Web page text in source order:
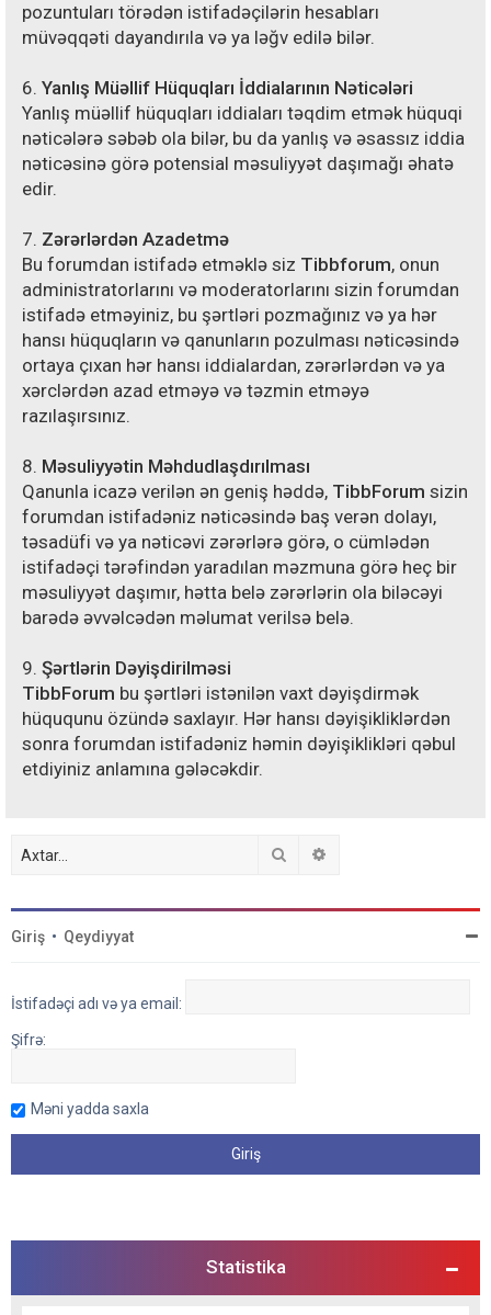
pozuntuları törədən istifadəçilərin hesabları
müvəqqəti dayandırıla və ya ləğv edilə bilər.
6. Yanlış Müəllif Hüquqları İddialarının Nəticələri
Yanlış müəllif hüquqları iddiaları təqdim etmək hüquqi
nəticələrə səbəb ola bilər, bu da yanlış və əsassız iddia
nəticəsinə görə potensial məsuliyyət daşımağı əhatə
edir.
7. Zərərlərdən Azadetmə
Bu forumdan istifadə etməklə siz Tibbforum, onun
administratorlarını və moderatorlarını sizin forumdan
istifadə etməyiniz, bu şərtləri pozmağınız və ya hər
hansı hüquqların və qanunların pozulması nəticəsində
ortaya çıxan hər hansı iddialardan, zərərlərdən və ya
xərclərdən azad etməyə və təzmin etməyə
razılaşırsınız.
8. Məsuliyyətin Məhdudlaşdırılması
Qanunla icazə verilən ən geniş həddə, TibbForum sizin
forumdan istifadəniz nəticəsində baş verən dolayı,
təsadüfi və ya nəticəvi zərərlərə görə, o cümlədən
istifadəçi tərəfindən yaradılan məzmuna görə heç bir
məsuliyyət daşımır, hətta belə zərərlərin ola biləcəyi
barədə əvvəlcədən məlumat verilsə belə.
9. Şərtlərin Dəyişdirilməsi
TibbForum bu şərtləri istənilən vaxt dəyişdirmək
hüququnu özündə saxlayır. Hər hansı dəyişikliklərdən
sonra forumdan istifadəniz həmin dəyişiklikləri qəbul
etdiyiniz anlamına gələcəkdir.
Axtar
Giriş • Qeydiyyat
İstifadəçi adı və ya email:
Şifrə:
Məni yadda saxla
Statistika